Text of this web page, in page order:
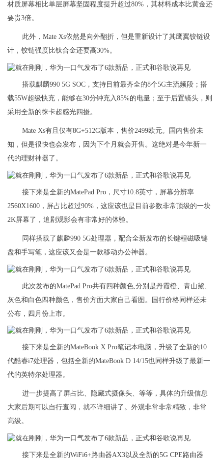
材质屏幕相比单层屏幕坚固程度提升超过80%，其材料成本比黄金还
要贵3倍。
此外，Mate Xs依然是向外翻折，但是重新设计了其鹰翼铰链设
计，铰链强度比钛合金还要高30%。
搭载麒麟990 5G SOC，支持目前最齐全的8个5G主流频段；搭
载55W超级快充，能够在30分钟充入85%的电量；至于后置镜头，则
采用全新的徕卡超感光四摄。
Mate Xs有且仅有8G+512G版本，售价2499欧元。国内售价未
知，但是很快也会发布，因为下个月就会开售。这绝对是今年新一
代的理财神器了。
接下来是全新的MatePad Pro，尺寸10.8英寸，屏幕分辨率
2560X1600，屏占比超过90%，这应该也是目前参数非常顶级的一块
2K屏幕了，追剧观影会有非常好的体验。
同样搭载了麒麟990 5G处理器，配合全新发布的长键程磁吸键
盘和手写笔，这应该又会是一款移动办公神器。
此次发布的MatePad Pro共有四种颜色,分别是丹霞橙、青山黛、
灰色和白色四种颜色，售价方面大家自己看图。国行价格同样还未
公布，四月份上市。
接下来是全新的MateBook X Pro笔记本电脑，升级了全新的10
代酷睿i7处理器，包括全新的MateBook D 14/15也同样升级了最新一
代的英特尔处理器。
进一步提高了屏占比、隐藏式摄像头、等等，具体的升级信息
大家后期可以自行查阅，就不详细讲了。外观非常非常精致，非常
高级。
接下来是全新的WiFi6+路由器AX3以及全新的5G CPE路由器